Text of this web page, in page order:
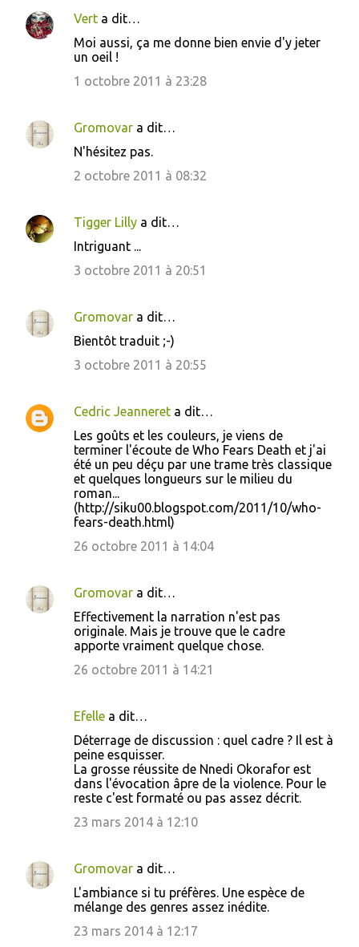
Vert a dit…
Moi aussi, ça me donne bien envie d'y jeter
un oeil !
1 octobre 2011 à 23:28
Gromovar a dit…
N'hésitez pas.
2 octobre 2011 à 08:32
Tigger Lilly a dit…
Intriguant ...
3 octobre 2011 à 20:51
Gromovar a dit…
Bientôt traduit ;-)
3 octobre 2011 à 20:55
Cedric Jeanneret a dit…
Les goûts et les couleurs, je viens de
terminer l'écoute de Who Fears Death et j'ai
été un peu déçu par une trame très classique
et quelques longueurs sur le milieu du
roman...
(http://siku00.blogspot.com/2011/10/who-
fears-death.html)
26 octobre 2011 à 14:04
Gromovar a dit…
Effectivement la narration n'est pas
originale. Mais je trouve que le cadre
apporte vraiment quelque chose.
26 octobre 2011 à 14:21
Efelle a dit…
Déterrage de discussion : quel cadre ? Il est à
peine esquisser.
La grosse réussite de Nnedi Okorafor est
dans l'évocation âpre de la violence. Pour le
reste c'est formaté ou pas assez décrit.
23 mars 2014 à 12:10
Gromovar a dit…
L'ambiance si tu préfères. Une espèce de
mélange des genres assez inédite.
23 mars 2014 à 12:17